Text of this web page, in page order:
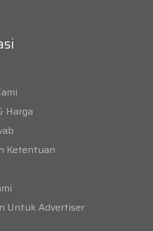
Harga
Ketentuan
Untuk Advertiser